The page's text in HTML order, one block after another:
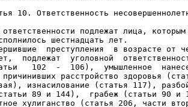
10. Ответственность
ответственности подлежат лица,
преступления  в возрасте от
подлежат  уголовной
102  -  106),  умышленное
расстройство здоровья
изнасилование (статья 117),
89 и 144),  грабеж (статьи 90 и
хулиганство (статья 206, части